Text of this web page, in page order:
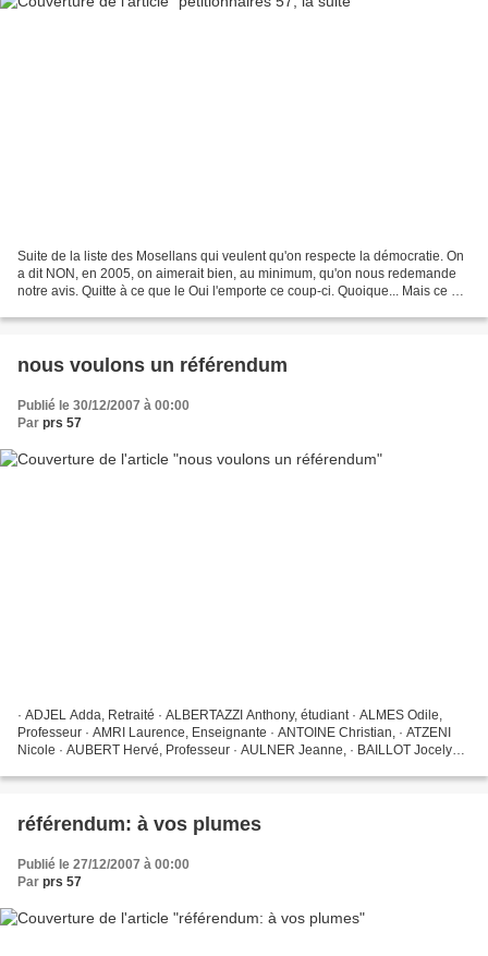
Suite de la liste des Mosellans qui veulent qu'on respecte la démocratie. On
a dit NON, en 2005, on aimerait bien, au minimum, qu'on nous redemande
notre avis. Quitte à ce que le Oui l'emporte ce coup-ci. Quoique... Mais ce qui
nous voulons un référendum
Publié le 30/12/2007 à 00:00
Par prs 57
· ADJEL Adda, Retraité · ALBERTAZZI Anthony, étudiant · ALMES Odile,
Professeur · AMRI Laurence, Enseignante · ANTOINE Christian, · ATZENI
Nicole · AUBERT Hervé, Professeur · AULNER Jeanne, · BAILLOT Jocelyne,
référendum: à vos plumes
Publié le 27/12/2007 à 00:00
Par prs 57